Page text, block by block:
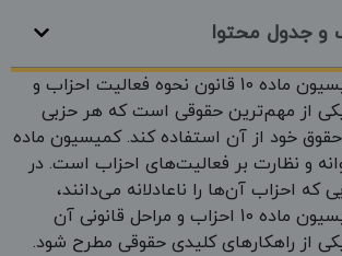
جدول محتوا
اعتراض به رای کمیسیون ماده 10 قانون نحوه فعالیت احزاب و
از مهم‌ترین حقوقی است که هر حزبی
خود از آن استفاده کند. کمیسیون ماده
و نظارت بر فعالیت‌های احزاب است. در
احزاب آن‌ها را ناعادلانه می‌دانند،
اعتراض به رای کمیسیون ماده 10 احزاب و مراحل قانونی آن
از راهکارهای کلیدی حقوقی مطرح شود.